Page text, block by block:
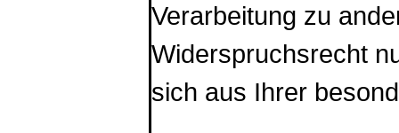
Verarbeitung zu
Widerspruchsrecht
sich aus Ihrer